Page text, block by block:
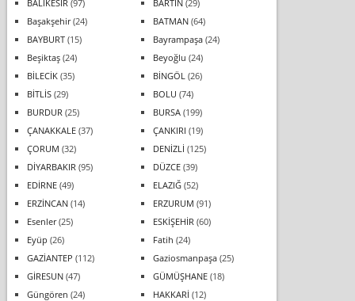
BALIKESİR (97) BARTIN (29)
Başakşehir(24) BATMAN(64)
BAYBURT(15) Bayrampaşa(24)
Beşiktaş(24) Beyoğlu (24)
BİLECİK(35) BİNGÖL (26)
BİTLİS(29) BOLU (74)
BURDUR (25) BURSA(199)
ÇANAKKALE(37) ÇANKIRI (19)
ÇORUM (32) DENİZLİ (125)
DİYARBAKIR (95) DÜZCE(39)
EDİRNE(49) ELAZIĞ(52)
ERZİNCAN(14) ERZURUM (91)
Esenler(25) ESKİŞEHİR (60)
Eyüp (26) Fatih (24)
GAZİANTEP (112) Gaziosmanpaşa(25)
GİRESUN(47) GÜMÜŞHANE(18)
Güngören (24) HAKKARİ (12)